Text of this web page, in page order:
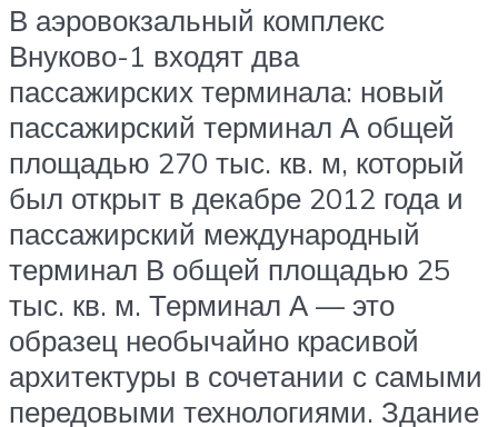
В аэровокзальный комплекс
Внуково-1 входят два
пассажирских терминала: новый
пассажирский терминал А общей
площадью 270 тыс. кв. м, который
был открыт в декабре 2012 года и
пассажирский международный
терминал В общей площадью 25
тыс. кв. м. Терминал А — это
образец необычайно красивой
архитектуры в сочетании с самыми
передовыми технологиями. Здание